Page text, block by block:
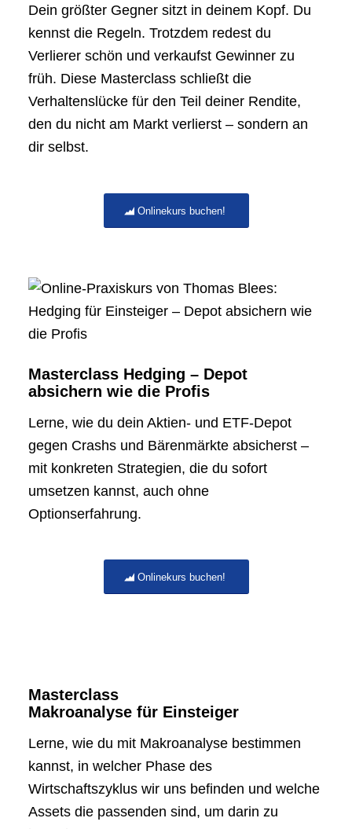
Dein größter Gegner sitzt in deinem Kopf. Du
kennst die Regeln. Trotzdem redest du
Verlierer schön und verkaufst Gewinner zu
früh. Diese Masterclass schließt die
Verhaltenslücke für den Teil deiner Rendite,
den du nicht am Markt verlierst – sondern an
dir selbst.
Onlinekurs buchen!
Masterclass Hedging – Depot
absichern wie die Profis
Lerne, wie du dein Aktien- und ETF-Depot
gegen Crashs und Bärenmärkte absicherst –
mit konkreten Strategien, die du sofort
umsetzen kannst, auch ohne
Optionserfahrung.
Onlinekurs buchen!
Masterclass
Makroanalyse für Einsteiger
Lerne, wie du mit Makroanalyse bestimmen
kannst, in welcher Phase des
Wirtschaftszyklus wir uns befinden und welche
Assets die passenden sind, um darin zu